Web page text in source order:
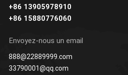
+86 13905978910
+86 15880776060
Envoyez-nous un email
888@22889999.com
33790001@qq.com